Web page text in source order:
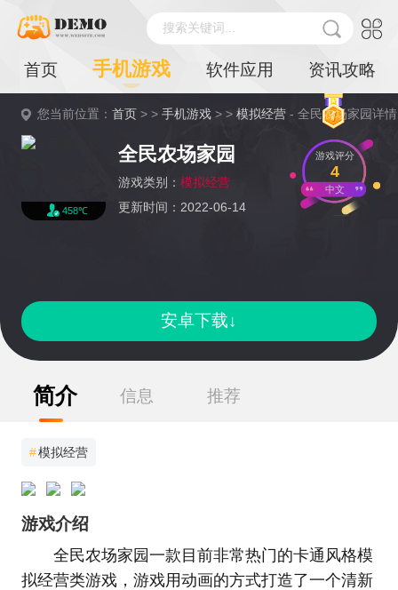
搜索关键词...
首页 手机游戏 软件应用 资讯攻略
您当前位置：首页 > >手机游戏 > >模拟经营 - 全民农场家园详情
458℃
全民农场家园
游戏类别： 模拟经营
更新时间：2022-06-14
游戏评分
4
中文
安卓下载↓
简介 信息 推荐
#模拟经营
游戏介绍
全民农场家园一款目前非常热门的卡通风格模
拟经营类游戏，游戏用动画的方式打造了一个清新